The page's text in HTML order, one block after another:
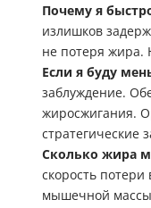
Почему я
излишков
не потеря жира.
Если я буду
заблуждение.
жиросжигания.
стратегические
Сколько жира
скорость
мышечной массы